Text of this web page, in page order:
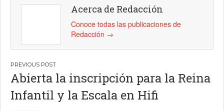
Acerca de Redacción
Conoce todas las publicaciones de
Redacción →
Navegación
de
entradas
Abierta la inscripción para la Reina
Infantil y la Escala en Hifi